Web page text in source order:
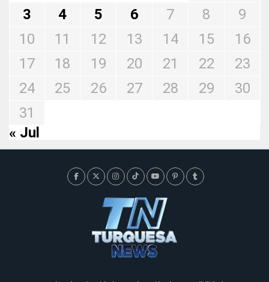
3
4 5 6 7 8
9
10
11 12 13 14 15
16
17
18 19 20 21 22
23
24
25 26 27 28 29
30
31
« Jul